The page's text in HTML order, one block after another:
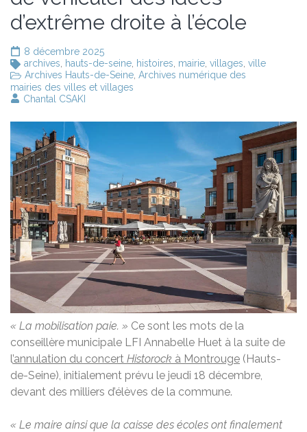
d’extrême droite à l’école
8 décembre 2025
archives, hauts-de-seine, histoires, mairie, villages, ville
Archives Hauts-de-Seine, Archives numérique des
mairies des villes et villages
Chantal CSAKI
« La mobilisation paie. » Ce sont les mots de la
conseillère municipale LFI Annabelle Huet à la suite de
l’annulation du concert Historock à Montrouge (Hauts-
de-Seine), initialement prévu le jeudi 18 décembre,
devant des milliers d’élèves de la commune.
« Le maire ainsi que la caisse des écoles ont finalement